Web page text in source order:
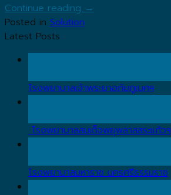
Continue reading →
Posted in Solution
Latest Posts
โรงพยาบาลเจ้าพระยาอภัยภูเบศฯ
โรงพยาบาลสมเด็จพยุพลาสสระแก้วฯ
โรงพยาบาลมหาราช นครศรีธรรมราช